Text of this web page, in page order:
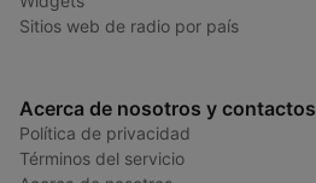
Sitios web de radio por país
Acerca de nosotros y contactos
Política de privacidad
Términos del servicio